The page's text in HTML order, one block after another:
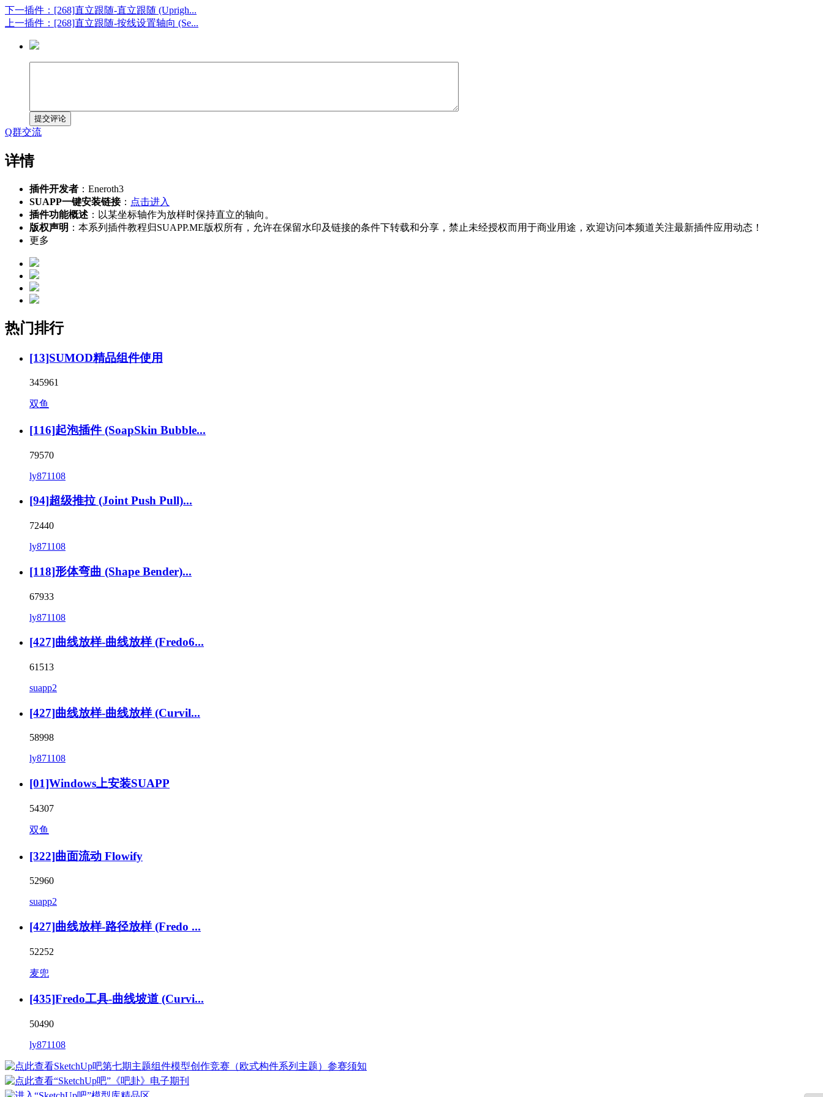
下一插件：[268]直立跟随-直立跟随 (Uprigh...
上一插件：[268]直立跟随-按线设置轴向 (Se...
提交评论
Q群交流
详情
插件开发者 ：Eneroth3
SUAPP一键安装链接： 点击进入
插件功能概述 ：以某坐标轴作为放样时保持直立的轴向。
版权声明 ：本系列插件教程归SUAPP.ME版权所有，允许在保留水印及链接的条件下转载和分享，禁止未经授权而用于商业用途，欢迎访问本频道关注最新插件应用动态！
更多
热门排行
[13]SUMOD精品组件使用
345961
双鱼
[116]起泡插件 (SoapSkin Bubble...
79570
ly871108
[94]超级推拉 (Joint Push Pull)...
72440
ly871108
[118]形体弯曲 (Shape Bender)...
67933
ly871108
[427]曲线放样-曲线放样 (Fredo6...
61513
suapp2
[427]曲线放样-曲线放样 (Curvil...
58998
ly871108
[01]Windows上安装SUAPP
54307
双鱼
[322]曲面流动 Flowify
52960
suapp2
[427]曲线放样-路径放样 (Fredo ...
52252
麦兜
[435]Fredo工具-曲线坡道 (Curvi...
50490
ly871108